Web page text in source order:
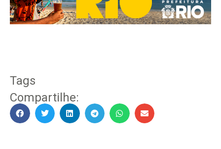
Tags
Compartilhe: